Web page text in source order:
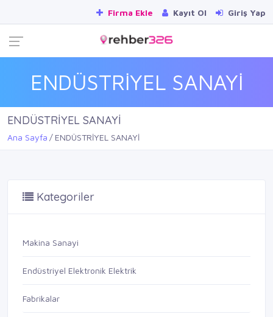
Firma Ekle Kayıt Ol Giriş Yap
ENDÜSTRİYEL SANAYİ
ENDÜSTRİYEL SANAYİ
Ana Sayfa ENDÜSTRİYEL SANAYİ
Kategoriler
Makina Sanayi
Endüstriyel Elektronik Elektrik
Fabrikalar